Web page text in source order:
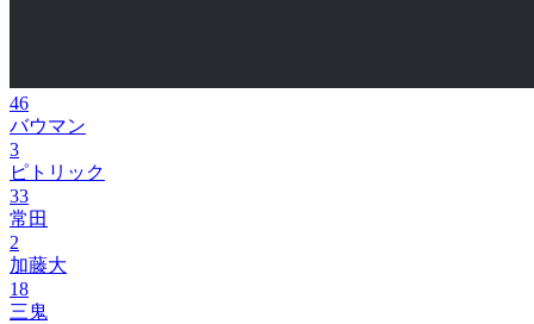
46
バウマン
3
ピトリック
33
常田
2
加藤大
18
三鬼